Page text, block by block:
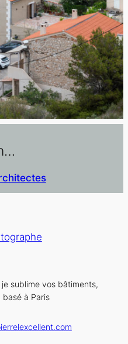
sublime vos bâtiments,
à Paris